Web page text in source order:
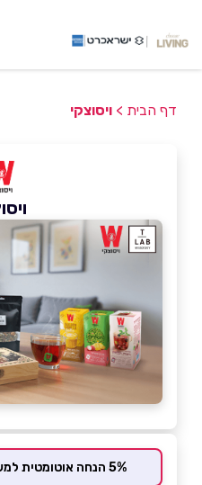
דף הבית > ויסוצקי
5% הנחה אוטומטית למשלמים בכרטיס המועדון